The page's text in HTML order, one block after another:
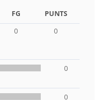
FG
PUNTS
0 0
0
0